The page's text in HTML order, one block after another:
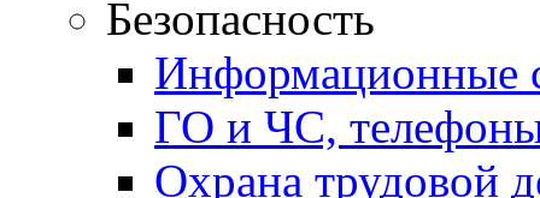
Безопасность
Информационные
ГО и ЧС,
Охрана трудовой